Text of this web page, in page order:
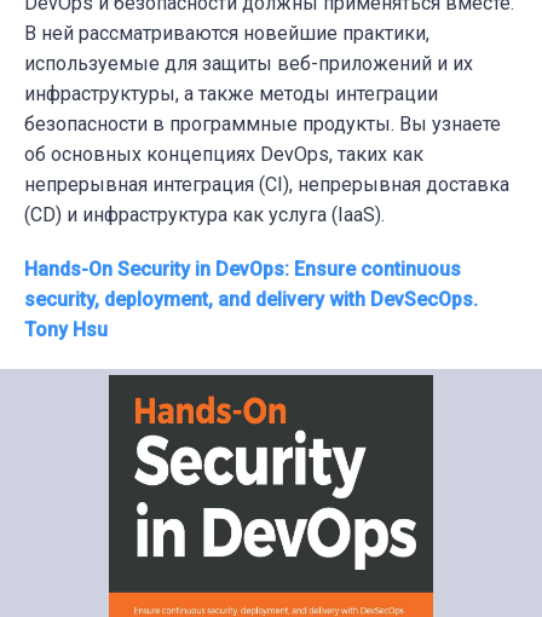
В ней рассматриваются новейшие практики,
используемые для защиты веб-приложений и их
инфраструктуры, а также методы интеграции
безопасности в программные продукты. Вы узнаете
об основных концепциях DevOps, таких как
непрерывная интеграция (CI), непрерывная доставка
(CD) и инфраструктура как услуга (IaaS).
Hands-On Security in DevOps: Ensure continuous
security, deployment, and delivery with DevSecOps.
Tony Hsu